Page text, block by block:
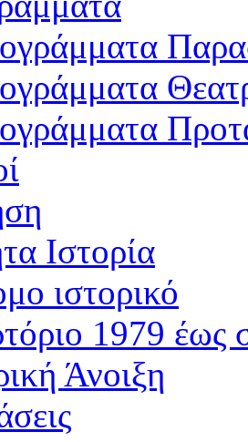
Ιστορία
ιστορικό
1979 έως
Άνοιξη